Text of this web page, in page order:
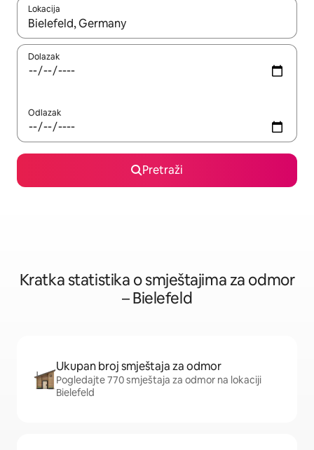
Lokacija
Kada budu dostupni rezultati, moći ćete ih pregledati
Dolazak
Odlazak
Pretraži
Kratka statistika o smještajima za odmor
– Bielefeld
Ukupan broj smještaja za odmor
Pogledajte 770 smještaja za odmor na lokaciji
Bielefeld